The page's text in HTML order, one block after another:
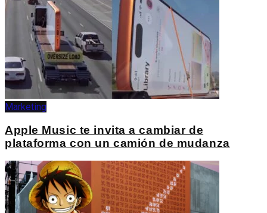
Marketing
Apple Music te invita a cambiar de
plataforma con un camión de mudanza